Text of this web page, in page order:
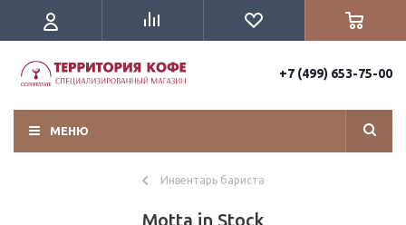
+7 (499) 653-75-00
МЕНЮ
Инвентарь бариста
Motta in Stock